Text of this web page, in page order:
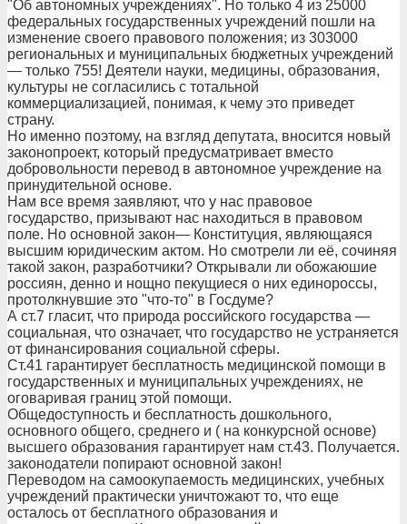
"Об автономных учреждениях". Но только 4 из 25000
федеральных государственных учреждений пошли на
изменение своего правового положения; из 303000
региональных и муниципальных бюджетных учреждений
— только 755! Деятели науки, медицины, образования,
культуры не согласились с тотальной
коммерциализацией, понимая, к чему это приведет
страну.
Но именно поэтому, на взгляд депутата, вносится новый
законопроект, который предусматривает вместо
добровольности перевод в автономное учреждение на
принудительной основе.
Нам все время заявляют, что у нас правовое
государство, призывают нас находиться в правовом
поле. Но основной закон— Конституция, являющаяся
высшим юридическим актом. Но смотрели ли её, сочиняя
такой закон, разработчики? Открывали ли обожаюшие
россиян, денно и нощно пекущиеся о них единороссы,
протолкнувшие это "что-то" в Госдуме?
А ст.7 гласит, что природа российского государства —
социальная, что означает, что государство не устраняется
от финансирования социальной сферы.
Ст.41 гарантирует бесплатность медицинской помощи в
государственных и муниципальных учреждениях, не
оговаривая границ этой помощи.
Общедоступность и бесплатность дошкольного,
основного общего, среднего и ( на конкурсной основе)
высшего образования гарантирует нам ст.43. Получается.
законодатели попирают основной закон!
Переводом на самоокупаемость медицинских, учебных
учреждений практически уничтожают то, что еще
осталось от бесплатного образования и